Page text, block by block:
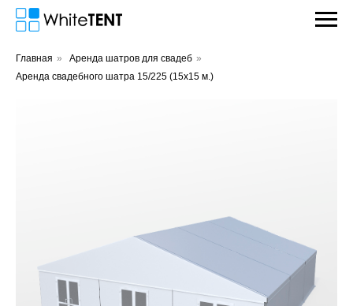
Главная » Аренда шатров для свадеб »
Аренда свадебного шатра 15/225 (15х15 м.)